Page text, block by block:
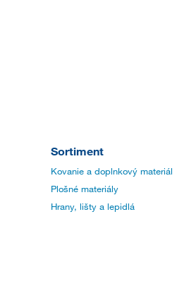
Sortiment
Kovanie a doplnkový materiál
Plošné materiály
Hrany, lišty a lepidlá